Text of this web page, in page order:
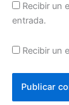
Recibir un
entrada.
Recibir un